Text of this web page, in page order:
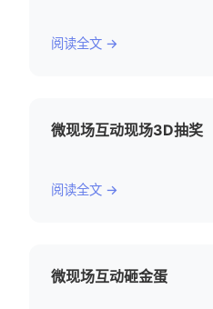
阅读全文 →
微现场互动现场3D抽奖
阅读全文 →
微现场互动砸金蛋